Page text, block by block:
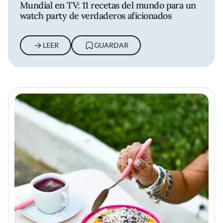
Mundial en TV: 11 recetas del mundo para un
watch party de verdaderos aficionados
LEER GUARDAR